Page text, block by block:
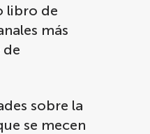
libro de
más
de
sobre la
se mecen